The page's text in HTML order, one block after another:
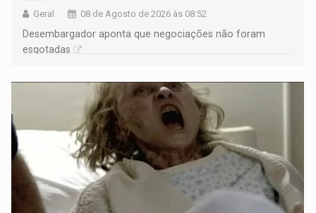
Geral 08 de Agosto de 2026 às 08:52
Desembargador aponta que negociações não foram
esgotadas